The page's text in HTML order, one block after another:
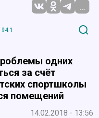
...
94.1
одних
за счёт
спортшколы
помещений
14.02.2018 - 13:56